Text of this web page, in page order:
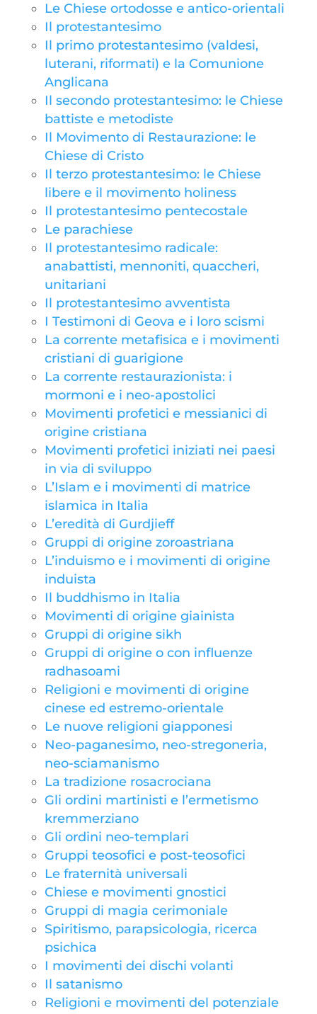
Le Chiese ortodosse e antico-orientali
Il protestantesimo
Il primo protestantesimo (valdesi,
luterani, riformati) e la Comunione
Anglicana
Il secondo protestantesimo: le Chiese
battiste e metodiste
Il Movimento di Restaurazione: le
Chiese di Cristo
Il terzo protestantesimo: le Chiese
libere e il movimento holiness
Il protestantesimo pentecostale
Le parachiese
Il protestantesimo radicale:
anabattisti, mennoniti, quaccheri,
unitariani
Il protestantesimo avventista
I Testimoni di Geova e i loro scismi
La corrente metafisica e i movimenti
cristiani di guarigione
La corrente restaurazionista: i
mormoni e i neo-apostolici
Movimenti profetici e messianici di
origine cristiana
Movimenti profetici iniziati nei paesi
in via di sviluppo
L’Islam e i movimenti di matrice
islamica in Italia
L’eredità di Gurdjieff
Gruppi di origine zoroastriana
L’induismo e i movimenti di origine
induista
Il buddhismo in Italia
Movimenti di origine giainista
Gruppi di origine sikh
Gruppi di origine o con influenze
radhasoami
Religioni e movimenti di origine
cinese ed estremo-orientale
Le nuove religioni giapponesi
Neo-paganesimo, neo-stregoneria,
neo-sciamanismo
La tradizione rosacrociana
Gli ordini martinisti e l’ermetismo
kremmerziano
Gli ordini neo-templari
Gruppi teosofici e post-teosofici
Le fraternità universali
Chiese e movimenti gnostici
Gruppi di magia cerimoniale
Spiritismo, parapsicologia, ricerca
psichica
I movimenti dei dischi volanti
Il satanismo
Religioni e movimenti del potenziale